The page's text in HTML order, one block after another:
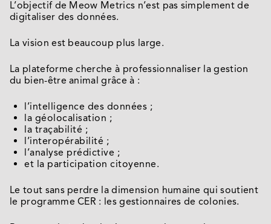
L’objectif de Meow Metrics n’est pas simplement de
digitaliser des données.
La vision est beaucoup plus large.
La plateforme cherche à professionnaliser la gestion
du bien-être animal grâce à :
l’intelligence des données ;
la géolocalisation ;
la traçabilité ;
l’interopérabilité ;
l’analyse prédictive ;
et la participation citoyenne.
Le tout sans perdre la dimension humaine qui soutient
le programme CER : les gestionnaires de colonies.